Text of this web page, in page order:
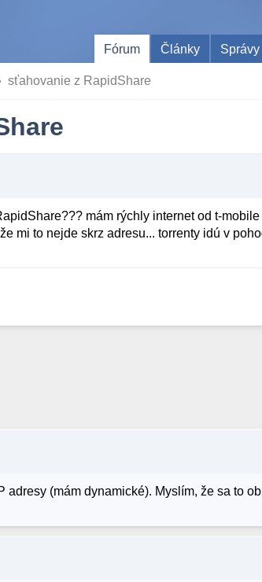
Fórum
Články Správy
sťahovanie z RapidShare
mám rýchly internet od t-
mi to nejde skrz adresu... torrenty idú v
adresy (mám dynamické). Myslím, že sa to